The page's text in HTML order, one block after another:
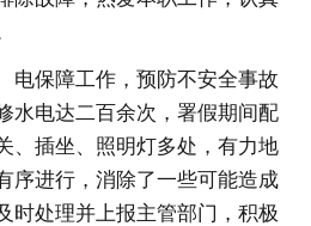
电保障工作，预防不安全事故
水电达二百余次，署假期间配
、插坐、照明灯多处，有力地
序进行，消除了一些可能造成
时处理并上报主管部门，积极